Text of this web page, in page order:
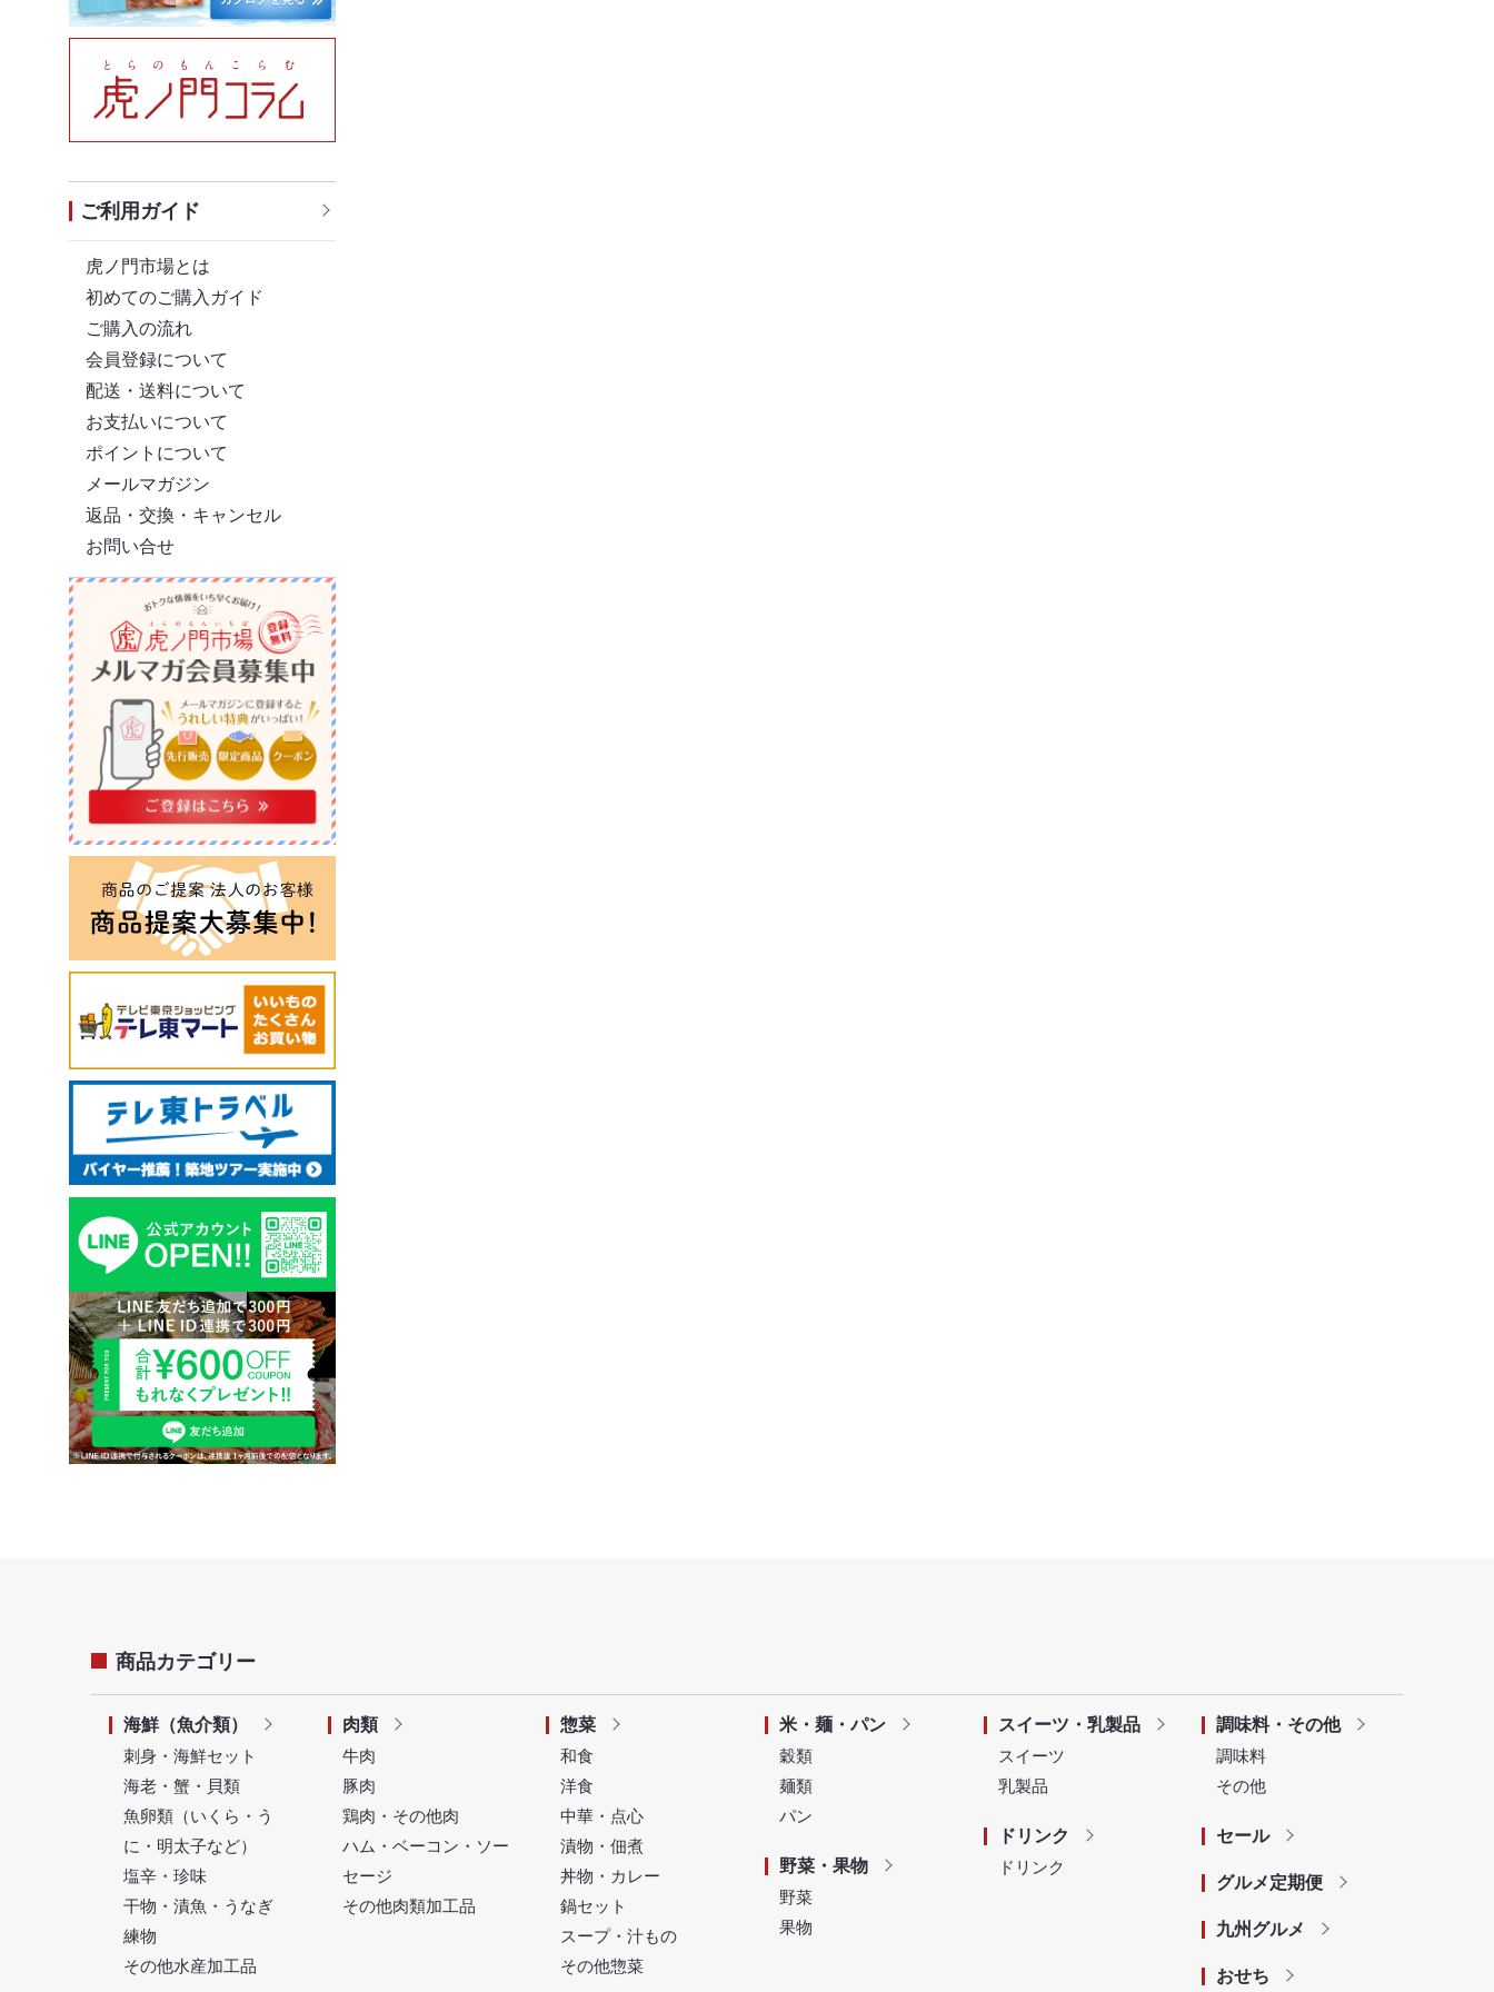
ご利用ガイド
虎ノ門市場とは
初めてのご購入ガイド
ご購入の流れ
会員登録について
配送・送料について
お支払いについて
ポイントについて
メールマガジン
返品・交換・キャンセル
お問い合せ
商品カテゴリー
海鮮（魚介類）
刺身・海鮮セット
海老・蟹・貝類
魚卵類（いくら・う
に・明太子など）
塩辛・珍味
干物・漬魚・うなぎ
練物
その他水産加工品
肉類
牛肉
豚肉
鶏肉・その他肉
ハム・ベーコン・ソー
セージ
その他肉類加工品
惣菜
和食
洋食
中華・点心
漬物・佃煮
丼物・カレー
鍋セット
スープ・汁もの
その他惣菜
米・麺・パン
穀類
麺類
パン
野菜・果物
野菜
果物
スイーツ・乳製品
スイーツ
乳製品
ドリンク
ドリンク
調味料・その他
調味料
その他
セール
グルメ定期便
九州グルメ
おせち